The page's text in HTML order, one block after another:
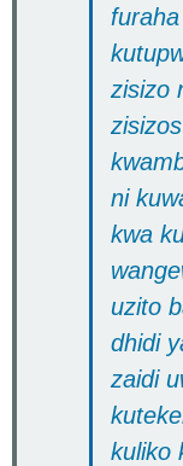
zisizo
ni
kwa
uzito
dhidi
zaidi
kuliko